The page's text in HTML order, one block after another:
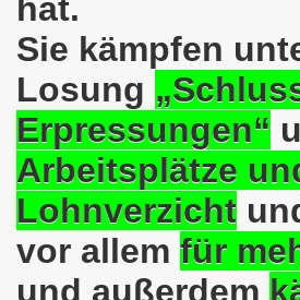
hat.
Sie kämpfen
Losung
Erpressungen“
Arbeitsplätze
Lohnverzicht
vor allem für
und außerdem
in Gelsenkirchen und es
Bewegung hier bei uns in der
Gelsenkirchener(innen)
Montagsdemo-Bewegung am
Montagsdemo-Bewegung am
Bewegung am 10.03.2025 am
am 03.02.2025 gegen